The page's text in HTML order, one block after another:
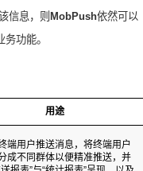
信息，则 MobPush依然可以
务功能。
用途
端用户推送消息，将终端用户
成不同群体以便精准推送，并